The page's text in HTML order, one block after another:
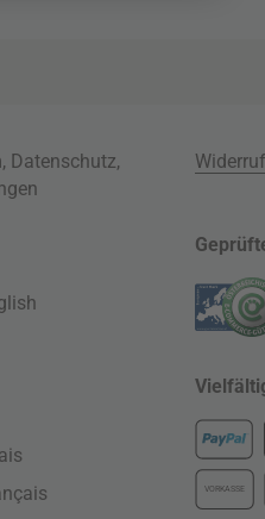
, Datenschutz,
VORKASSE